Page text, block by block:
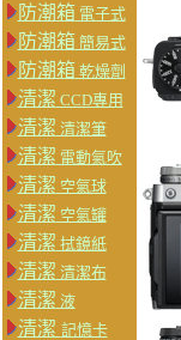
防潮箱 電子式
防潮箱 簡易式
防潮箱 乾燥劑
清潔 CCD專用
清潔 清潔筆
清潔 電動氣吹
清潔 空氣球
清潔 空氣罐
清潔 拭鏡紙
清潔 清潔布
清潔 液
清潔 記憶卡